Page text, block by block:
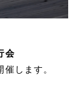
会
します。